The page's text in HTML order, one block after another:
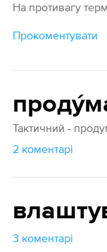
На противагу
Прокоментувати
Тактичний -
2 коментарі
3 коментарі